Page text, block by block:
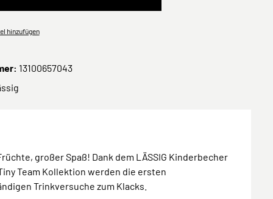
hinzufügen
13100657043
großer Spaß! Dank dem LÄSSIG Kinderbecher
Team Kollektion werden die ersten
Trinkversuche zum Klacks.